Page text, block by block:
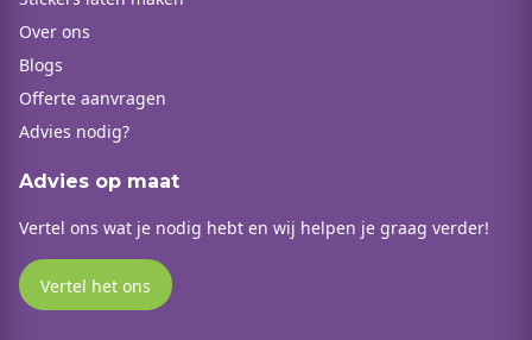
Over ons
Blogs
Offerte aanvragen
Advies nodig?
Advies op maat
Vertel ons wat je nodig hebt en wij helpen je graag verder!
Vertel het ons